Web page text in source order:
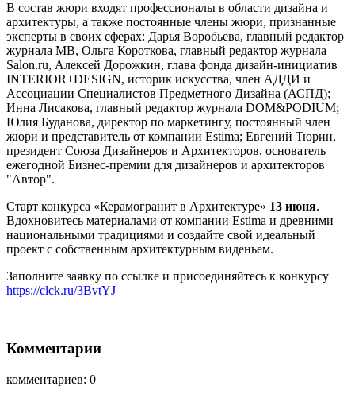
В состав жюри входят профессионалы в области дизайна и
архитектуры, а также постоянные члены жюри, признанные
эксперты в своих сферах: Дарья Воробьева, главный редактор
журнала МВ, Ольга Короткова, главный редактор журнала
Salon.ru, Алексей Дорожкин, глава фонда дизайн-инициатив
INTERIOR+DESIGN, историк искусства, член АДДИ и
Ассоциации Специалистов Предметного Дизайна (АСПД);
Инна Лисакова, главный редактор журнала DOM&PODIUM;
Юлия Буданова, директор по маркетингу, постоянный член
жюри и представитель от компании Estima; Евгений Тюрин,
президент Союза Дизайнеров и Архитекторов, основатель
ежегодной Бизнес-премии для дизайнеров и архитекторов
"Автор".
Старт конкурса «Керамогранит в Архитектуре» 13 июня.
Вдохновитесь материалами от компании Estima и древними
национальными традициями и создайте свой идеальный
проект с собственным архитектурным виденьем.
Заполните заявку по ссылке и присоединяйтесь к конкурсу
https://clck.ru/3BvtYJ
Комментарии
комментариев: 0